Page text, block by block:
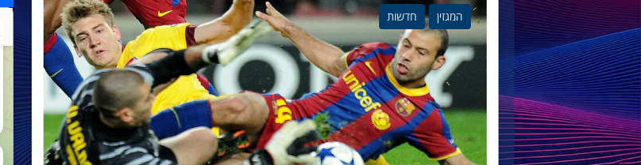
המגזין חדשות